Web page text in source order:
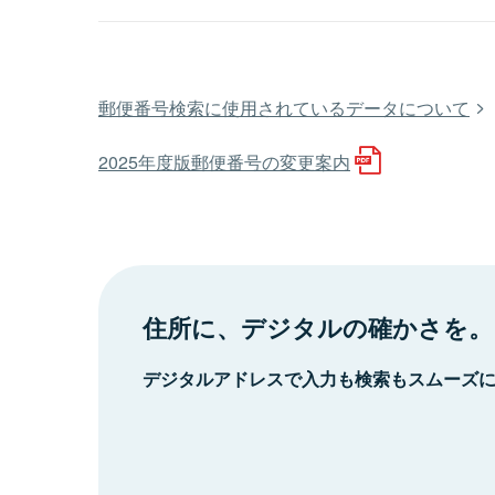
郵便番号検索に使用されているデータについて
2025年度版郵便番号の変更案内
住所に、デジタルの確かさを。
デジタルアドレスで入力も検索もスムーズ